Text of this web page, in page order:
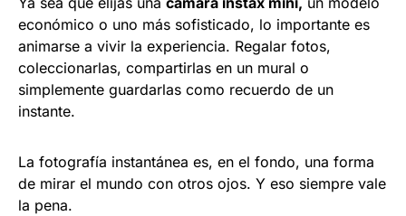
económico o uno más sofisticado, lo importante es
animarse a vivir la experiencia. Regalar fotos,
coleccionarlas, compartirlas en un mural o
simplemente guardarlas como recuerdo de un
instante.
La fotografía instantánea es, en el fondo, una forma
de mirar el mundo con otros ojos. Y eso siempre vale
la pena.